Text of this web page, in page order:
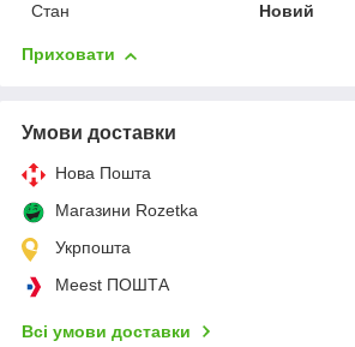
Стан
Новий
Приховати
Умови доставки
Нова Пошта
Магазини Rozetka
Укрпошта
Meest ПОШТА
Всі умови доставки